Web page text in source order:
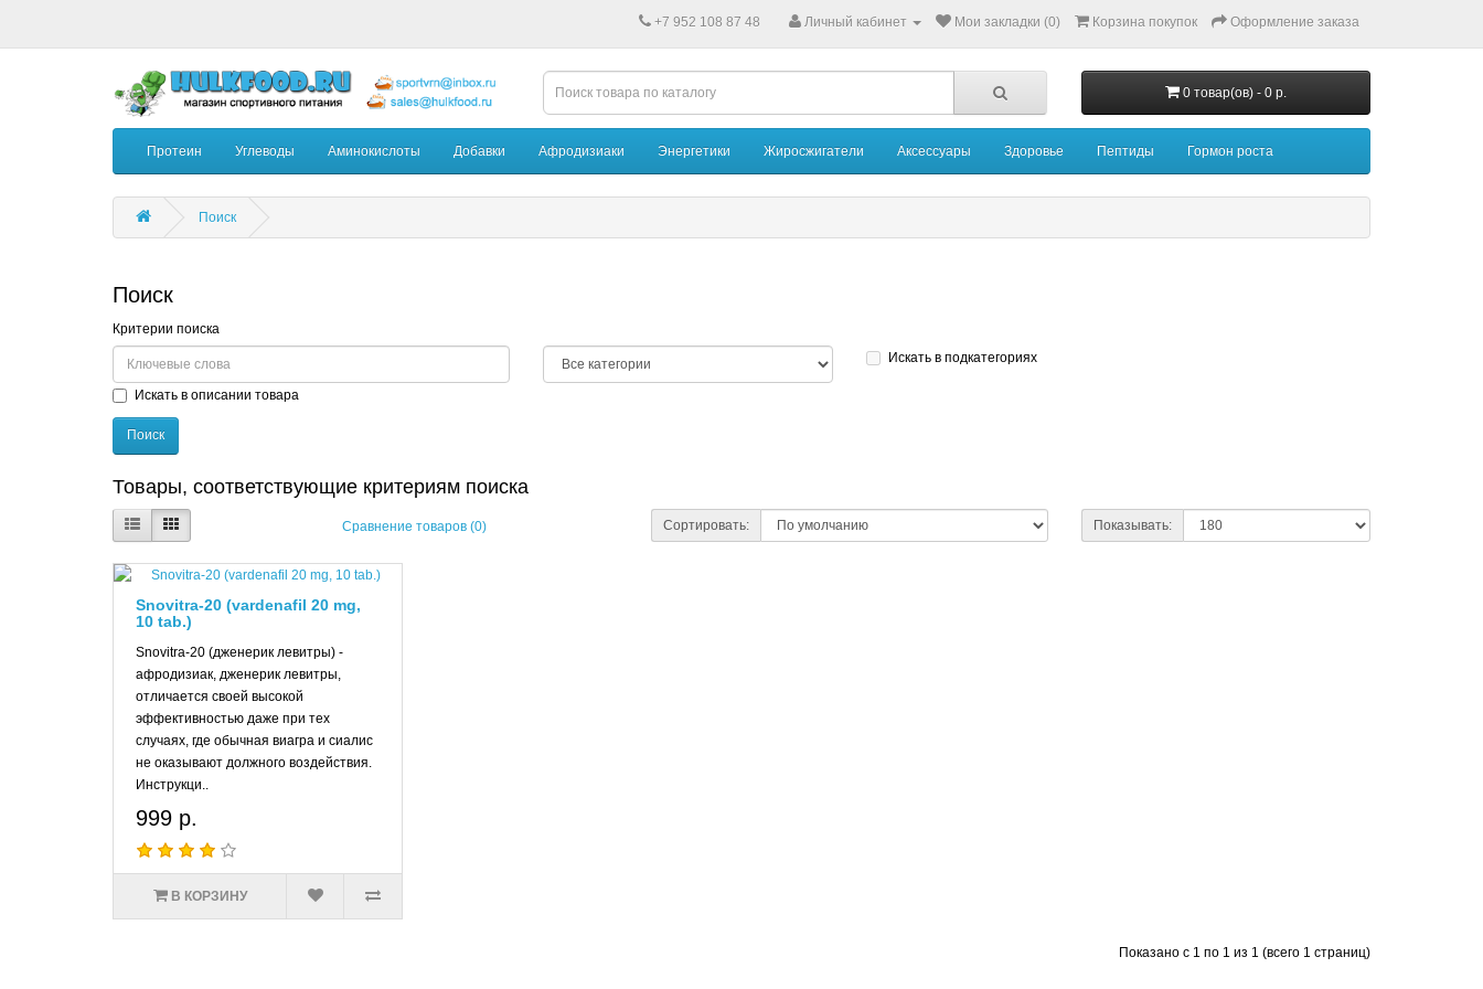
+7 952 108 87 48 Личный кабинет Мои закладки (0) Корзина покупок Оформление заказа
0 товар(ов) - 0 р.
Протеин Углеводы Аминокислоты Добавки Афродизиаки Энергетики Жиросжигатели Аксессуары Здоровье Пептиды Гормон роста
Поиск
Поиск
Критерии поиска
Искать в подкатегориях
Искать в описании товара
Товары, соответствующие критериям поиска
Сравнение товаров (0) Сортировать: Показывать:
Snovitra-20 (vardenafil 20 mg,
10 tab.)
Snovitra-20 (дженерик левитры) -
афродизиак, дженерик левитры,
отличается своей высокой
эффективностью даже при тех
случаях, где обычная виагра и сиалис
не оказывают должного воздействия.
Инструкци..
999 р.
В КОРЗИНУ
Показано с 1 по 1 из 1 (всего 1 страниц)